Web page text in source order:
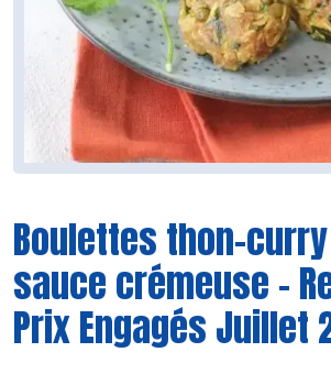
Boulettes thon-
sauce crémeuse -
Prix Engagés Juillet